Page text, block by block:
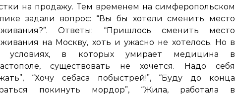
на продажу. Тем временем на симферопольском
задали вопрос: “Вы бы хотели сменить место
Ответы: “Пришлось сменить место
на Москву, хоть и ужасно не хотелось. Но в
условиях, в которых умирает медицина в
существовать не хочется. Надо себя
“Хочу себаса побыстрей!”, “Буду до конца
покинуть мордор”, “Жила, работала в